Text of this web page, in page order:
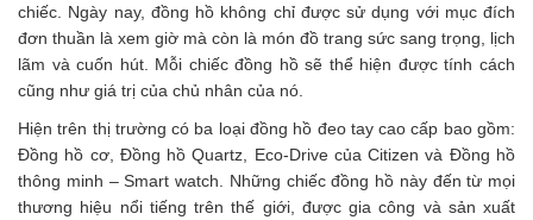
chiếc. Ngày nay, đồng hồ không chỉ được sử dụng với mục đích
đơn thuần là xem giờ mà còn là món đồ trang sức sang trọng, lịch
lãm và cuốn hút. Mỗi chiếc đồng hồ sẽ thể hiện được tính cách
cũng như giá trị của chủ nhân của nó.
Hiện trên thị trường có ba loại đồng hồ đeo tay cao cấp bao gồm:
Đồng hồ cơ, Đồng hồ Quartz, Eco-Drive của Citizen và Đồng hồ
thông minh – Smart watch. Những chiếc đồng hồ này đến từ mọi
thương hiệu nổi tiếng trên thế giới, được gia công và sản xuất